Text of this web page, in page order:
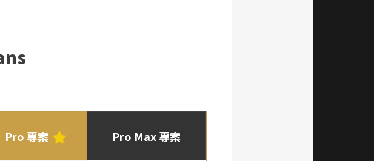
Pro 專案 Pro Max 專案